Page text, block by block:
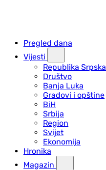
Pregled dana
Vijesti
Republika Srpska
Društvo
Banja Luka
Gradovi i opštine
BiH
Srbija
Region
Svijet
Ekonomija
Hronika
Magazin